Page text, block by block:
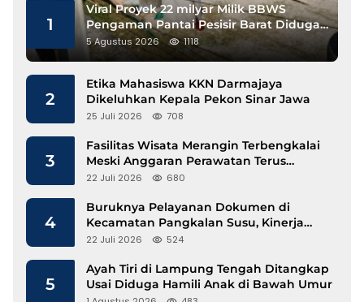
1
Viral Proyek 22 milyar Milik BBWS
Pengaman Pantai Pesisir Barat Diduga
Gunakan Besi Banci
5 Agustus 2026 1118
2
Etika Mahasiswa KKN Darmajaya
Dikeluhkan Kepala Pekon Sinar Jawa
25 Juli 2026 708
3
Fasilitas Wisata Merangin Terbengkalai
Meski Anggaran Perawatan Terus
Mengalir
22 Juli 2026 680
4
Buruknya Pelayanan Dokumen di
Kecamatan Pangkalan Susu, Kinerja
Disdukcapil Langkat Disorot
22 Juli 2026 524
5
Ayah Tiri di Lampung Tengah Ditangkap
Usai Diduga Hamili Anak di Bawah Umur